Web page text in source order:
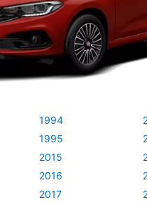
1994
1995
2015
2016
2017